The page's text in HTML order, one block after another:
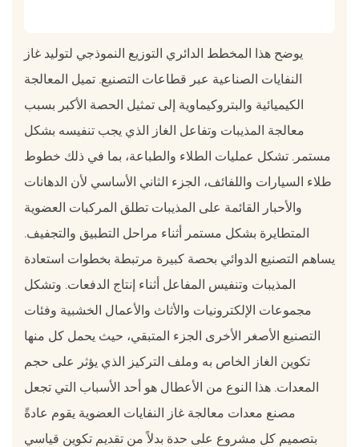
يوضح هذا المخطط الدائري التوزيع النموذجي لتوليد غاز
النفايات الصناعية عبر قطاعات التصنيع. تميل المعالجة
الكيميائية والبتروكيماوية إلى تمثيل الحصة الأكبر بسبب
معالجة المذيبات وتفاعل الغاز الذي يجب تنفيسه بشكل
مستمر. تشكل عمليات الطلاء والطباعة، بما في ذلك خطوط
طلاء السيارات واللفائف، الجزء الثاني الأساسي لأن الدهانات
والأحبار القائمة على المذيبات تطلق المركبات العضوية
المتطايرة بشكل مستمر أثناء مراحل التطبيق والتجفيف.
يساهم التصنيع الدوائي بحصة كبيرة مرتبطة بخطوات استعادة
المذيبات وتنفيس المفاعل أثناء إنتاج الدفعات. وتشكل
مجموعات الإلكترونيات والأثاث والأعمال الخشبية وفئات
التصنيع الأصغر الأخرى الجزء المتبقي، حيث يحمل كل منها
تكوين الغاز الخاص به وملف التركيز الذي يؤثر على حجم
المعدات. هذا النوع من الأعطال هو أحد الأسباب التي تجعل
مصنع معدات معالجة غاز النفايات العضوية يقوم عادةً
بتصميم كل مشروع على حدة بدلاً من تقديم تكوين قياسي